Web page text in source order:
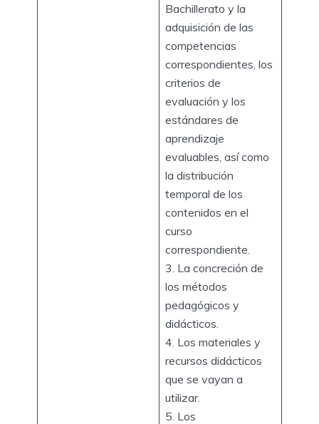
Bachillerato y la
adquisición de las
competencias
correspondientes, los
criterios de
evaluación y los
estándares de
aprendizaje
evaluables, así como
la distribución
temporal de los
contenidos en el
curso
correspondiente.
3. La concreción de
los métodos
pedagógicos y
didácticos.
4. Los materiales y
recursos didácticos
que se vayan a
utilizar.
5. Los